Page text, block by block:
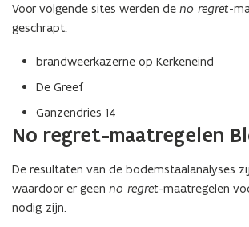
Voor volgende sites werden de no regret-
geschrapt:
brandweerkazerne op Kerkeneind
De Greef
Ganzendries 14
No regret-maatregelen
De resultaten van de bodemstaalanalyses
waardoor er geen no regret-maatregelen
nodig zijn.